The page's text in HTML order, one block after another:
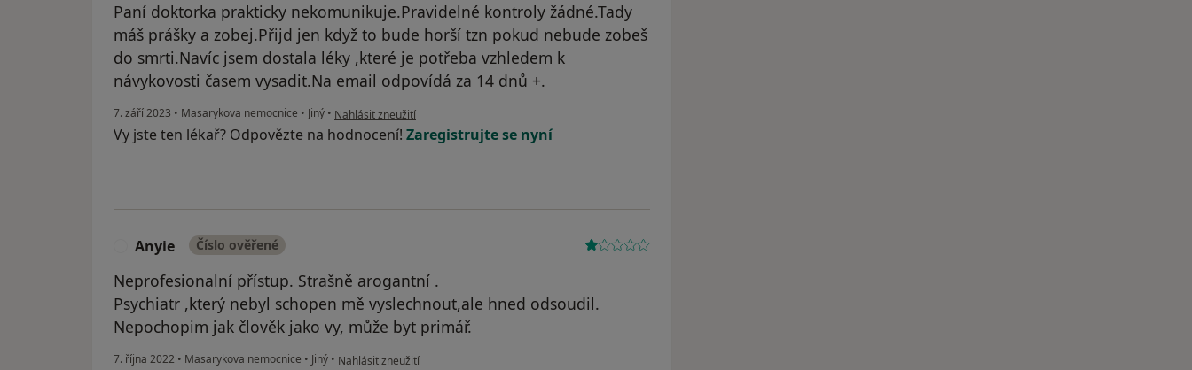
Paní doktorka prakticky nekomunikuje.Pravidelné kontroly žádné.Tady
máš prášky a zobej.Přijd jen když to bude horší tzn pokud nebude zobeš
do smrti.Navíc jsem dostala léky ,které je potřeba vzhledem k
návykovosti časem vysadit.Na email odpovídá za 14 dnů +.
7. září 2023 • Masarykova nemocnice • Jiný • podle názoru uživatele K.S.
Nahlásit zneužití
Vy jste ten lékař? Odpovězte na hodnocení! Zaregistrujte se nyní
Anyie Číslo ověřené
Neprofesionalní přístup. Strašně arogantní .
Psychiatr ,který nebyl schopen mě vyslechnout,ale hned odsoudil.
Nepochopim jak člověk jako vy, může byt primář.
7. října 2022 • Masarykova nemocnice • Jiný • podle názoru uživatele Anyie
Nahlásit zneužití